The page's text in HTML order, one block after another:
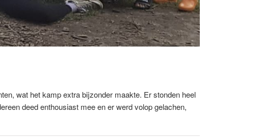
wat het kamp extra bijzonder maakte. Er stonden heel
deed enthousiast mee en er werd volop gelachen,